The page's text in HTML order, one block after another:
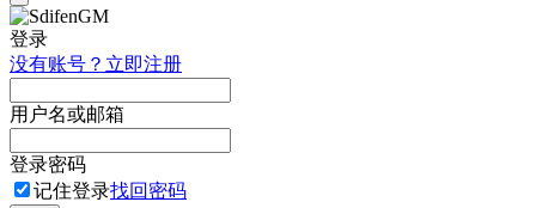
登录
没有账号？立即注册
用户名或邮箱
登录密码
记住登录找回密码